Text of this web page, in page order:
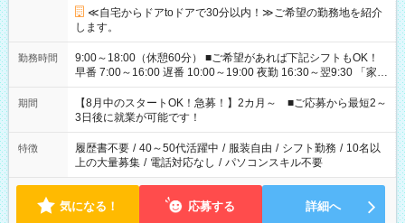
≪自宅からドアtoドアで30分以内！≫ご希望の勤務地を紹介
します。
勤務時間
9:00～18:00（休憩60分） ■ご希望があれば下記シフトもOK！
早番 7:00～16:00 遅番 10:00～19:00 夜勤 16:30～翌9:30 「家族
と休みを合わせたい」 「余裕を持って夕飯の準備がしたい」
「できれば残業はしたくない」 など、ご希望を教えてください
ね。 ※Wワーク希望の方へ 今ご覧のお仕事で希望する勤務時間
と、もう1つのお仕事の勤務時間。 合計で週40時間を超える場
合は応募できません。
期間
【8月中のスタートOK！急募！】2カ月～ ■ご応募から最短2～
3日後に就業が可能です！
特徴 履歴書不要 / 40～50代活躍中 / 服装自由 / シフト勤務 / 10名以
上の大量募集 / 電話対応なし / パソコンスキル不要
気になる！ 応募する 詳細へ